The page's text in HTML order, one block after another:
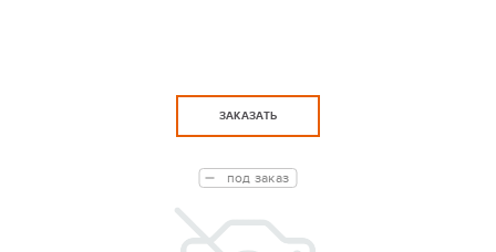
ЗАКАЗАТЬ
под заказ